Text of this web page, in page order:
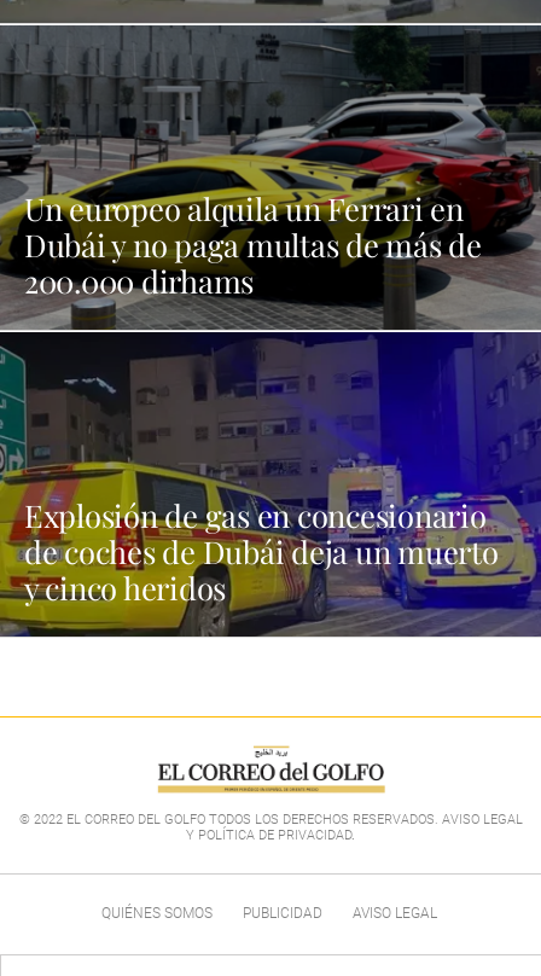
Un europeo alquila un Ferrari en
Dubái y no paga multas de más de
200.000 dirhams
Explosión de gas en concesionario
de coches de Dubái deja un muerto
y cinco heridos
© 2022 EL CORREO DEL GOLFO TODOS LOS DERECHOS RESERVADOS. AVISO LEGAL
Y POLÍTICA DE PRIVACIDAD.
QUIÉNES SOMOS PUBLICIDAD AVISO LEGAL